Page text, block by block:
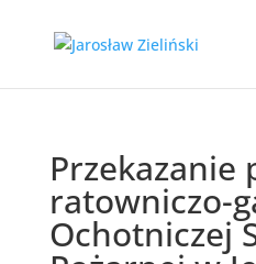
Przekazanie
ratowniczo-
Ochotniczej